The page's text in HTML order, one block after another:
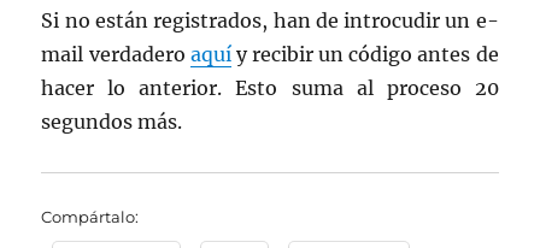
Si no están registrados, han de introcudir un e-
mail verdadero aquíy recibir un código antes de
hacer lo anterior. Esto suma al proceso 20
segundos más.
Compártalo: